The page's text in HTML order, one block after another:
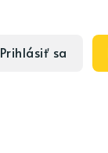
Prihlásiť sa